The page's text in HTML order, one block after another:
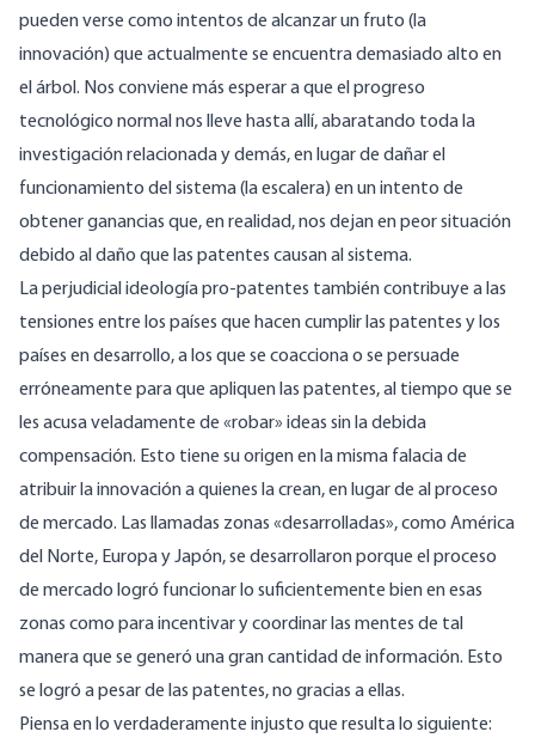
pueden verse como intentos de alcanzar un fruto (la
innovación) que actualmente se encuentra demasiado alto en
el árbol. Nos conviene más esperar a que el progreso
tecnológico normal nos lleve hasta allí, abaratando toda la
investigación relacionada y demás, en lugar de dañar el
funcionamiento del sistema (la escalera) en un intento de
obtener ganancias que, en realidad, nos dejan en peor situación
debido al daño que las patentes causan al sistema.
La perjudicial ideología pro-patentes también contribuye a las
tensiones entre los países que hacen cumplir las patentes y los
países en desarrollo, a los que se coacciona o se persuade
erróneamente para que apliquen las patentes, al tiempo que se
les acusa veladamente de «robar» ideas sin la debida
compensación. Esto tiene su origen en la misma falacia de
atribuir la innovación a quienes la crean, en lugar de al proceso
de mercado. Las llamadas zonas «desarrolladas», como América
del Norte, Europa y Japón, se desarrollaron porque el proceso
de mercado logró funcionar lo suficientemente bien en esas
zonas como para incentivar y coordinar las mentes de tal
manera que se generó una gran cantidad de información. Esto
se logró a pesar de las patentes, no gracias a ellas.
Piensa en lo verdaderamente injusto que resulta lo siguiente: